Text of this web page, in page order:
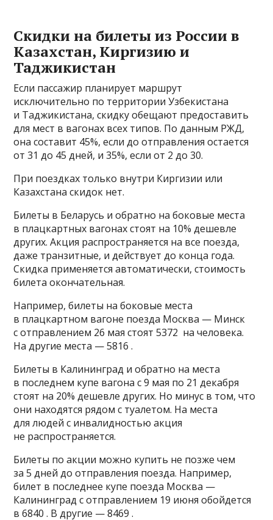
Скидки на билеты из России в
Казахстан, Киргизию и
Таджикистан
Если пассажир планирует маршрут
исключительно по территории Узбекистана
и Таджикистана, скидку обещают предоставить
для мест в вагонах всех типов. По данным РЖД,
она составит 45%, если до отправления остается
от 31 до 45 дней, и 35%, если от 2 до 30.
При поездках только внутри Киргизии или
Казахстана скидок нет.
Билеты в Беларусь и обратно на боковые места
в плацкартных вагонах стоят на 10% дешевле
других. Акция распространяется на все поезда,
даже транзитные, и действует до конца года.
Скидка применяется автоматически, стоимость
билета окончательная.
Например, билеты на боковые места
в плацкартном вагоне поезда Москва — Минск
с отправлением 26 мая стоят 5372 на человека.
На другие места — 5816 .
Билеты в Калининград и обратно на места
в последнем купе вагона с 9 мая по 21 декабря
стоят на 20% дешевле других. Но минус в том, что
они находятся рядом с туалетом. На места
для людей с инвалидностью акция
не распространяется.
Билеты по акции можно купить не позже чем
за 5 дней до отправления поезда. Например,
билет в последнее купе поезда Москва —
Калининград с отправлением 19 июня обойдется
в 6840 . В другие — 8469 .